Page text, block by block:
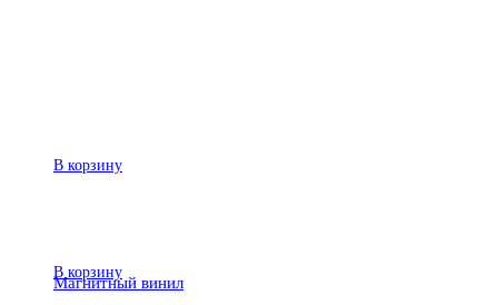
В корзину
В корзину
Магнитный винил